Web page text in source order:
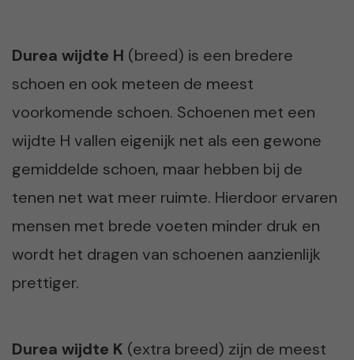
Durea wijdte H (breed) is een bredere
schoen en ook meteen de meest
voorkomende schoen. Schoenen met een
wijdte H vallen eigenijk net als een gewone
gemiddelde schoen, maar hebben bij de
tenen net wat meer ruimte. Hierdoor ervaren
mensen met brede voeten minder druk en
wordt het dragen van schoenen aanzienlijk
prettiger.
Durea wijdte K (extra breed) zijn de meest